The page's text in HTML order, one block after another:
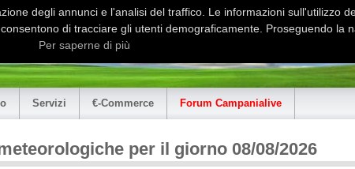
Servizi €-Commerce Forum Campanialive
per il giorno 08/08/2026
degli annunci e l'analisi del traffico. Le informazioni sull'utilizzo
di tracciare gli utenti demograficamente. Proseguendo la
Per saperne di più